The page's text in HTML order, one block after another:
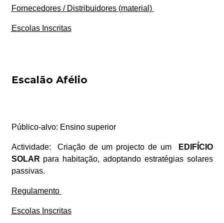
Fornecedores / Distribuidores (material)
Escolas Inscritas
Escalão Afélio
Público-alvo: Ensino superior
Actividade: Criação de um projecto de um
EDIFÍCIO
SOLAR para habitação, adoptando estratégias solares
passivas.
Regulamento
Escolas Inscritas